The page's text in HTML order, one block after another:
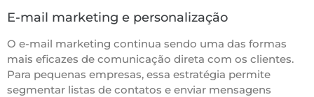
E-mail marketing e personalização
O e-mail marketing continua sendo uma das formas
mais eficazes de comunicação direta com os clientes.
Para pequenas empresas, essa estratégia permite
segmentar listas de contatos e enviar mensagens